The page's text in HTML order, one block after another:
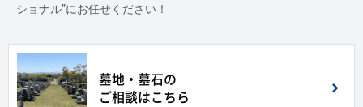
ショナル”にお任せください！
墓地・墓石の
ご相談はこちら